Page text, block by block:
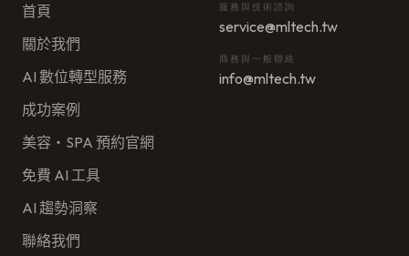
首頁
關於我們
AI 數位轉型服務
成功案例
美容・SPA 預約官網
免費 AI 工具
AI 趨勢洞察
聯絡我們
服務與技術諮詢
service@mltech.tw
商務與一般聯絡
info@mltech.tw